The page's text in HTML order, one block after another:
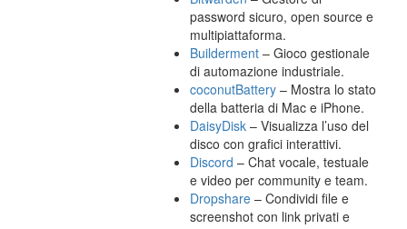
password sicuro, open source e
multipiattaforma.
Builderment – Gioco gestionale
di automazione industriale.
coconutBattery – Mostra lo stato
della batteria di Mac e iPhone.
DaisyDisk – Visualizza l’uso del
disco con grafici interattivi.
Discord – Chat vocale, testuale
e video per community e team.
Dropshare – Condividi file e
screenshot con link privati e